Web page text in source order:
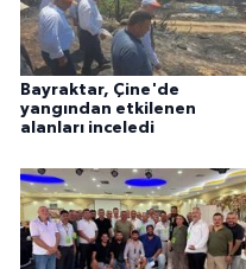
Bayraktar, Çine'de
yangından etkilenen
alanları inceledi